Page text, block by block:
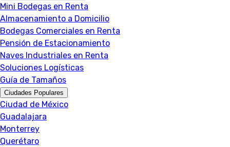
Mini Bodegas en Renta
Almacenamiento a Domicilio
Bodegas Comerciales en Renta
Pensión de Estacionamiento
Naves Industriales en Renta
Soluciones Logísticas
Guía de Tamaños
Ciudades Populares
Ciudad de México
Guadalajara
Monterrey
Querétaro